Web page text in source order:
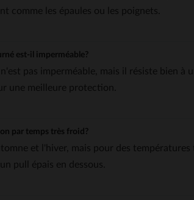
comme les épaules ou les poignets.
est-il imperméable?
pas imperméable, mais il résiste bien à
une meilleure protection.
par temps très froid?
et l'hiver, mais pour des
pull épais en dessous.